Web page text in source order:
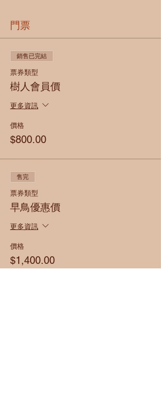
門票
銷售已完結
票券類型
樹人會員價
更多資訊
價格
$800.00
售完
票券類型
早鳥優惠價
更多資訊
價格
$1,400.00